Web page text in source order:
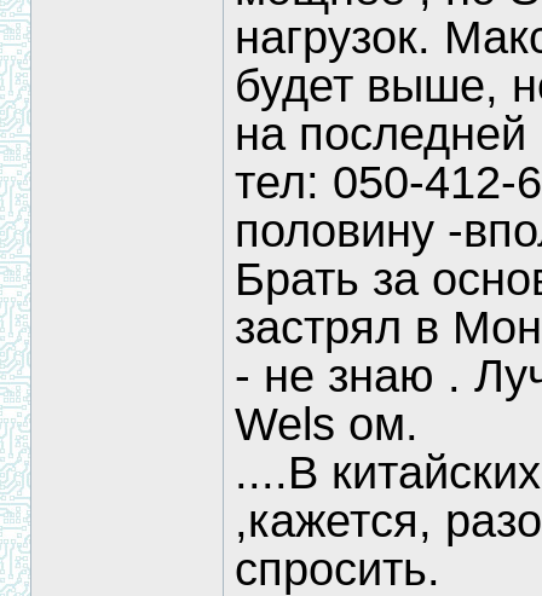
нагрузок.
будет выше,
на
тел: 050-412-
половину -
Брать за
застрял в
- не знаю .
Wels ом.
....В
,кажется,
спросить.